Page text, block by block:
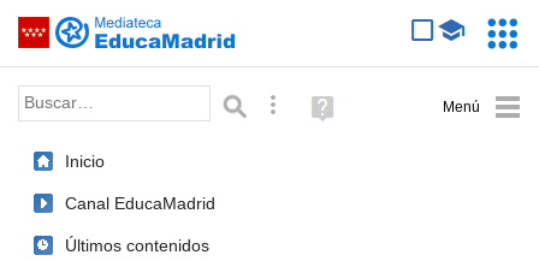
Saltar navegación
Palabra o frase: Búsqueda avanzada
Ayuda
(en
Inicio
Canal EducaMadrid
Últimos contenidos